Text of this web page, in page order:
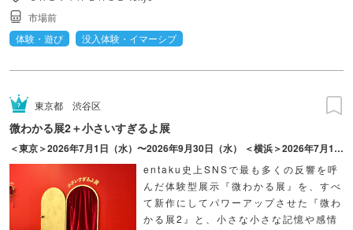
市場前
体験・遊び
没入体験・イマーシブ
東京都 渋谷区
微わかる展2＋小さいすぎるよ展
＜東京＞2026年7月1日（水）〜2026年9月30日（水） ＜横浜＞2026年7月17日（金）〜2026年10月18日（日）
entaku史上SNSで最も多くの反響を呼
んだ体験型展示『微わかる展』を、すべ
て新作にしてパワーアップさせた『微わ
かる展2』と、小さな小さな記憶や感情